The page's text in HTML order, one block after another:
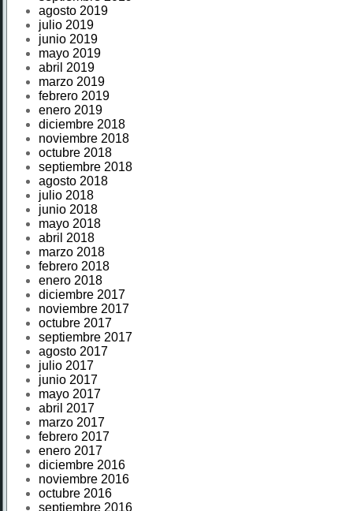
agosto 2019
julio 2019
junio 2019
mayo 2019
abril 2019
marzo 2019
febrero 2019
enero 2019
diciembre 2018
noviembre 2018
octubre 2018
septiembre 2018
agosto 2018
julio 2018
junio 2018
mayo 2018
abril 2018
marzo 2018
febrero 2018
enero 2018
diciembre 2017
noviembre 2017
octubre 2017
septiembre 2017
agosto 2017
julio 2017
junio 2017
mayo 2017
abril 2017
marzo 2017
febrero 2017
enero 2017
diciembre 2016
noviembre 2016
octubre 2016
septiembre 2016